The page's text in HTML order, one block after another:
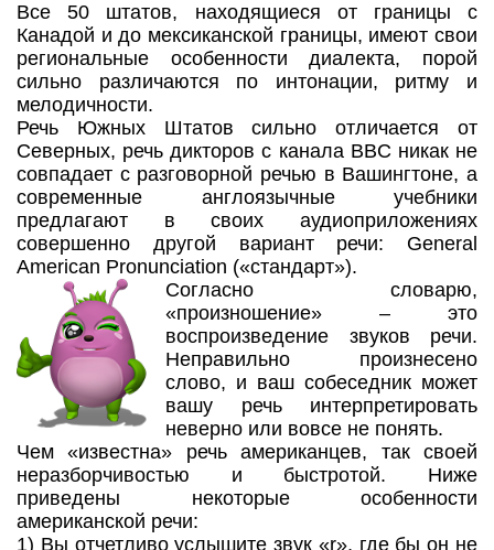
Все 50 штатов, находящиеся от границы с
Канадой и до мексиканской границы, имеют свои
региональные особенности диалекта, порой
сильно различаются по интонации, ритму и
мелодичности.
Речь Южных Штатов сильно отличается от
Северных, речь дикторов с канала BBC никак не
совпадает с разговорной речью в Вашингтоне, а
современные англоязычные учебники
предлагают в своих аудиоприложениях
совершенно другой вариант речи: General
American Pronunciation («стандарт»).
Согласно словарю,
«произношение» – это
воспроизведение звуков речи.
Неправильно произнесено
слово, и ваш собеседник может
вашу речь интерпретировать
неверно или вовсе не понять.
Чем «известна» речь американцев, так своей
неразборчивостью и быстротой. Ниже
приведены некоторые особенности
американской речи:
1) Вы отчетливо услышите звук «r», где бы он не